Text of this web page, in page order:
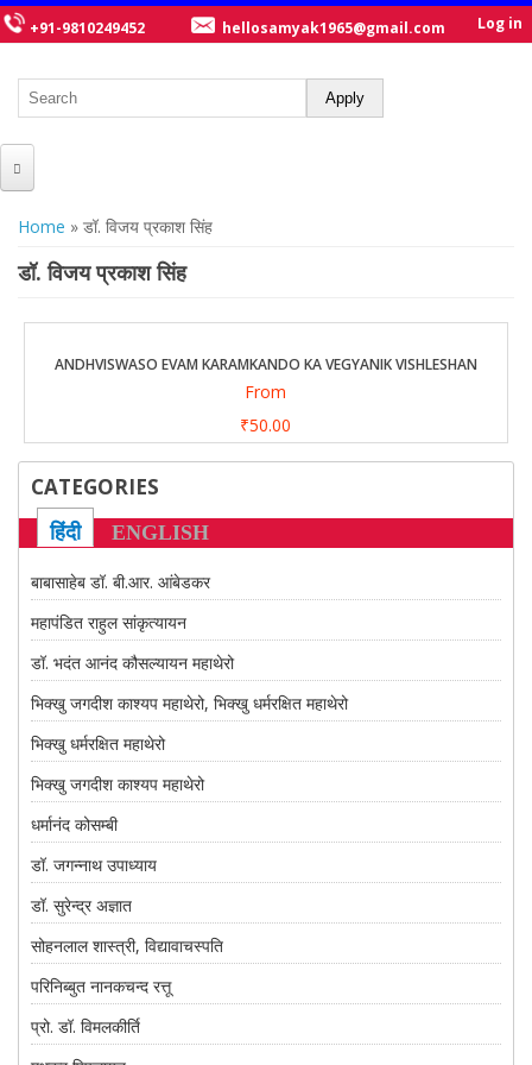
+91-9810249452 hellosamyak1965@gmail.com Log in
ABOUT US
OUR WRITERS
GALLERY
CONTACT US
You are here
Home » डॉ. विजय प्रकाश सिंह
डॉ. विजय प्रकाश सिंह
ANDHVISWASO EVAM KARAMKANDO KA VEGYANIK VISHLESHAN
From
₹50.00
CATEGORIES
हिंदी ENGLISH
बाबासाहेब डॉ. बी.आर. आंबेडकर
महापंडित राहुल सांकृत्यायन
डॉ. भदंत आनंद कौसल्यायन महाथेरो
भिक्खु जगदीश काश्यप महाथेरो, भिक्खु धर्मरक्षित महाथेरो
भिक्खु धर्मरक्षित महाथेरो
भिक्खु जगदीश काश्यप महाथेरो
धर्मानंद कोसम्बी
डॉ. जगन्नाथ उपाध्याय
डॉ. सुरेन्द्र अज्ञात
सोहनलाल शास्त्री, विद्यावाचस्पति
परिनिब्बुत नानकचन्द रत्तू
प्रो. डॉ. विमलकीर्ति